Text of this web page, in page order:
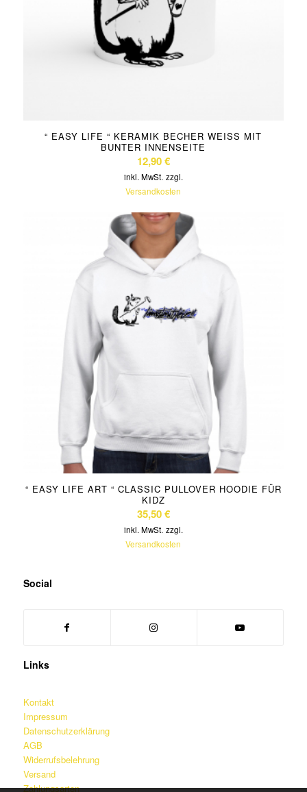
“ EASY LIFE “ KERAMIK BECHER WEISS MIT B
UNTER INNENSEITE
12,90€
inkl. MwSt. zzgl.
Versandkosten
“ EASY LIFE ART “ CLASSIC PULLOVER HOODIE FÜR
KIDZ
35,50€
inkl. MwSt. zzgl.
Versandkosten
Social
Links
Kontakt
Impressum
Datenschutzerklärung
AGB
Widerrufsbelehrung
Versand
Zahlungsarten